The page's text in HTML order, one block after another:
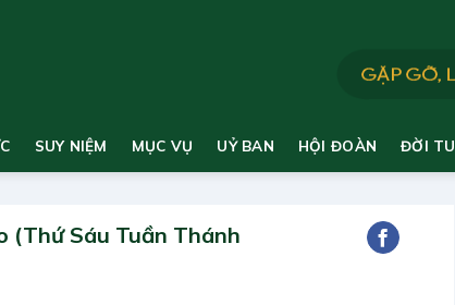
SUY NIỆM MỤC VỤ UỶ BAN HỘI ĐOÀN ĐỜI TU
(Thứ Sáu Tuần Thánh